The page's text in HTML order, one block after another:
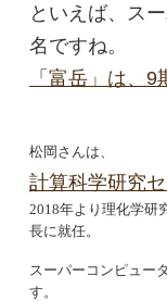
といえば、ス
名ですね。
「富岳」は、9
松岡さんは、
計算科学研究
2018年より理化学研
長に就任。
スーパーコンピュータ
す。